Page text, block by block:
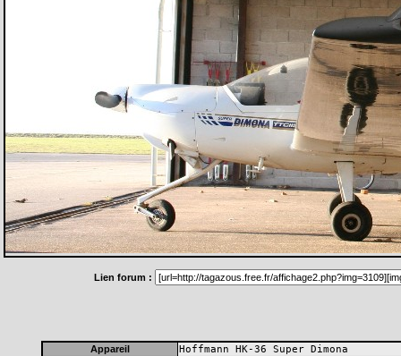
Lien forum :
Appareil Hoffmann HK-36 Super Dimona